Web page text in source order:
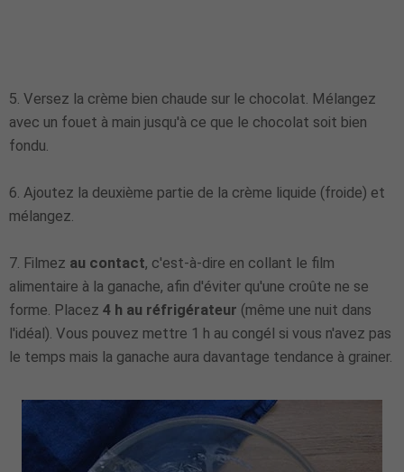
5. Versez la crème bien chaude sur le chocolat. Mélangez
avec un fouet à main jusqu'à ce que le chocolat soit bien
fondu.
6. Ajoutez la deuxième partie de la crème liquide (froide) et
mélangez.
7. Filmez au contact, c'est-à-dire en collant le film
alimentaire à la ganache, afin d'éviter qu'une croûte ne se
forme. Placez 4 h au réfrigérateur (même une nuit dans
l'idéal). Vous pouvez mettre 1 h au congél si vous n'avez pas
le temps mais la ganache aura davantage tendance à grainer.